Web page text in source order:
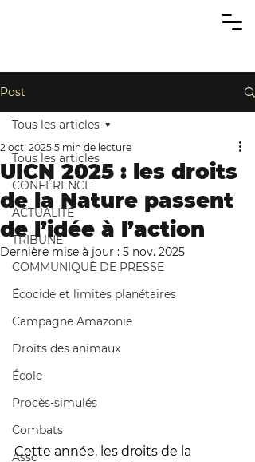
Post
Tous les articles
CONFÉRENCE
ACTUALITÉ
TRIBUNE
COMMUNIQUÉ DE PRESSE
Écocide et limites planétaires
Campagne Amazonie
Droits des animaux
École
Procès-simulés
Combats
Asso
Tous les articles
UICN 2025 : les droits
de la Nature passent
de l’idée à l’action
2 oct. 2025 5 min de lecture
Dernière mise à jour : 5 nov. 2025
Cette année, les droits de la